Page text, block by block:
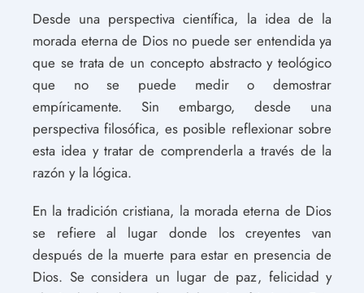
Desde una perspectiva científica, la idea de la
morada eterna de Dios no puede ser entendida ya
que se trata de un concepto abstracto y teológico
que no se puede medir o demostrar
empíricamente. Sin embargo, desde una
perspectiva filosófica, es posible reflexionar sobre
esta idea y tratar de comprenderla a través de la
razón y la lógica.
En la tradición cristiana, la morada eterna de Dios
se refiere al lugar donde los creyentes van
después de la muerte para estar en presencia de
Dios. Se considera un lugar de paz, felicidad y